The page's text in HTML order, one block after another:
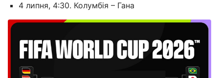
4 липня, 4:30. Колумбія – Гана